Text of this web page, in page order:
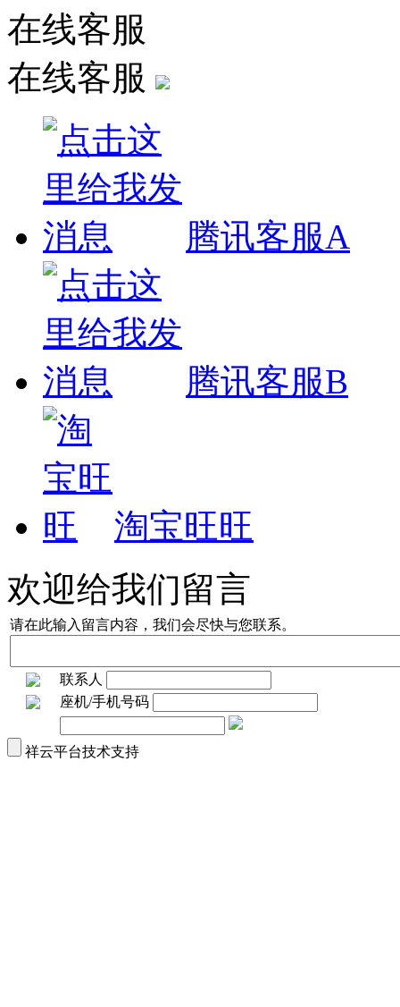
在线客服
在线客服
腾讯客服A
腾讯客服B
淘宝旺旺
欢迎给我们留言
请在此输入留言内容，我们会尽快与您联系。
联系人
座机/手机号码
祥云平台技术支持